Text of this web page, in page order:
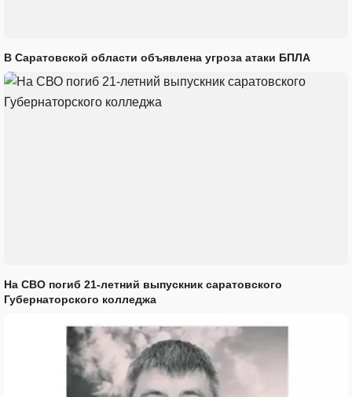
В Саратовской области объявлена угроза атаки БПЛА
На СВО погиб 21-летний выпускник саратовского
Губернаторского колледжа